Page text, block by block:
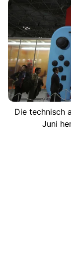
Die technisch
Juni